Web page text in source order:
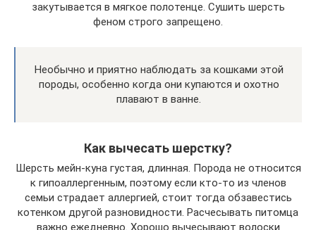
закутывается в мягкое полотенце. Сушить шерсть
феном строго запрещено.
Необычно и приятно наблюдать за кошками этой
породы, особенно когда они купаются и охотно
плавают в ванне.
Как вычесать шерстку?
Шерсть мейн-куна густая, длинная. Порода не относится
к гипоаллергенным, поэтому если кто-то из членов
семьи страдает аллергией, стоит тогда обзавестись
котенком другой разновидности. Расчесывать питомца
важно ежедневно. Хорошо вычесывают волоски